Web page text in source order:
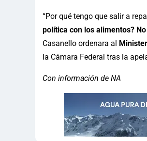
“Por qué tengo que salir a
política con los alimentos?
Casanello ordenara al
la Cámara Federal tras la
Con información de NA